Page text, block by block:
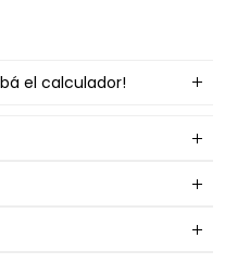
el calculador!